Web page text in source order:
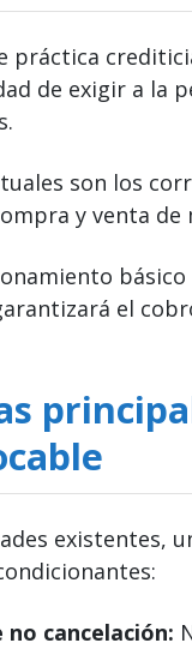
práctica
de exigir a la
son los
y venta
el
existentes,
cancelación: